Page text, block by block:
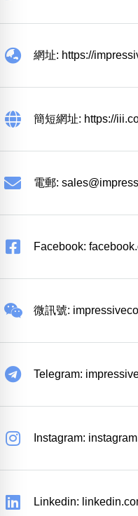
網址: https://
簡短網址: https://
電郵:
Facebook:
微訊號:
Telegram:
Instagram:
Linkedin: